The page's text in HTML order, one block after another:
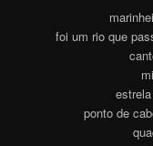
foi um rio que
ponto de